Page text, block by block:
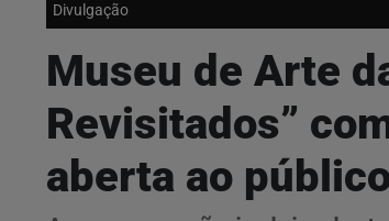
Divulgação
Museu de Arte
Revisitados”
aberta ao